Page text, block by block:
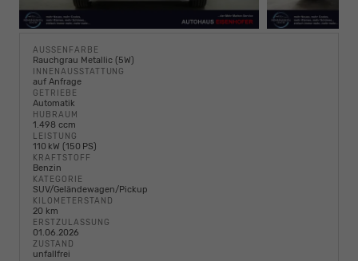
AUSSENFARBE
Rauchgrau Metallic (5W)
INNENAUSSTATTUNG
auf Anfrage
GETRIEBE
Automatik
HUBRAUM
1.498 ccm
LEISTUNG
110 kW (150 PS)
KRAFTSTOFF
Benzin
KATEGORIE
SUV/Geländewagen/Pickup
KILOMETERSTAND
20 km
ERSTZULASSUNG
01.06.2026
ZUSTAND
unfallfrei